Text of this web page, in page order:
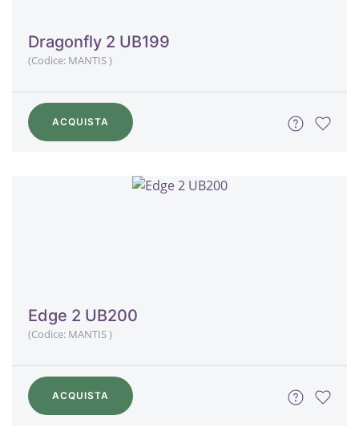
Dragonfly 2 UB199
(Codice: MANTIS)
ACQUISTA
Edge 2 UB200
(Codice: MANTIS)
ACQUISTA